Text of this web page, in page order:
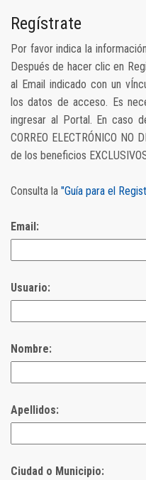
Regístrate
Por favor indica la
Después de hacer clic en
al Email indicado con un
los datos de acceso. Es
ingresar al Portal. En caso
CORREO ELECTRÓNICO NO
de los beneficios
Consulta la "Guía para el
Email:
Usuario:
Nombre:
Apellidos:
Ciudad o Municipio: